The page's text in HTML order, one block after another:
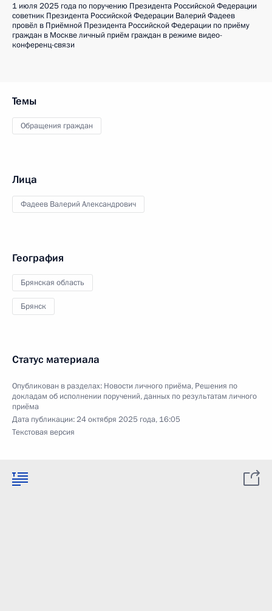
1 июля 2025 года по поручению Президента Российской Федерации
советник Президента Российской Федерации Валерий Фадеев
провёл в Приёмной Президента Российской Федерации по приёму
граждан в Москве личный приём граждан в режиме видео-
конференц-связи
Темы
Обращения граждан
Лица
Фадеев Валерий Александрович
География
Брянская область
Брянск
Статус материала
Опубликован в разделах: Новости личного приёма, Решения по
докладам об исполнении поручений, данных по результатам личного
приёма
Дата публикации:24 октября 2025 года, 16:05
Текстовая версия